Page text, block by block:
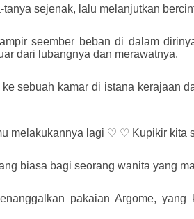
sejenak, lalu melanjutkan
seember beban di dalam
dari lubangnya dan merawatnya.
sebuah kamar di istana kerajaan
melakukannya lagi ♡ ♡ Kupikir
biasa bagi seorang wanita yang
pakaian Argome,